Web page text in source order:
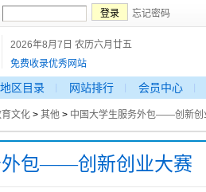
忘记密码
2026年8月7日 农历六月廿五
免费收录优秀网站
地区目录 网站排行 会员中心
文化 > 其他 > 中国大学生服务外包——创新创
外包——创新创业大赛